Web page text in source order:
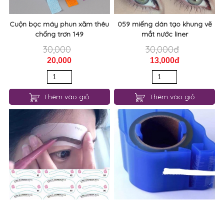
Cuộn bọc máy phun xăm thêu
chống trơn 149
30,000
20,000
Thêm vào giỏ
059 miếng dán tạo khung vẽ
mắt nước liner
30,000đ
13,000đ
Thêm vào giỏ